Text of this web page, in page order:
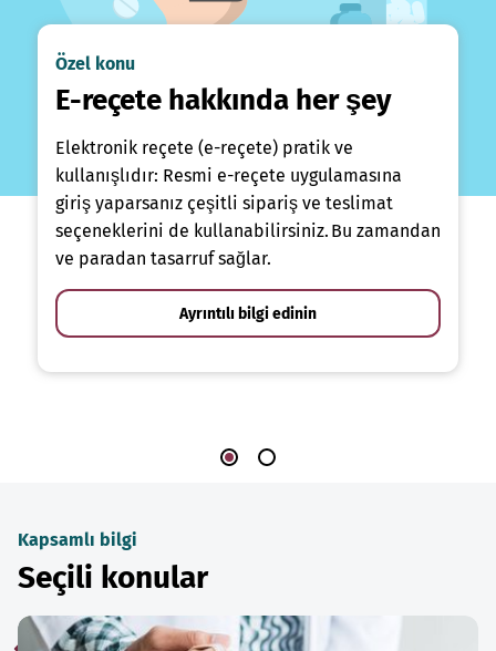
Özel konu
E-reçete hakkında her şey
Elektronik reçete (e-reçete) pratik ve
kullanışlıdır: Resmi e-reçete uygulamasına
giriş yaparsanız çeşitli sipariş ve teslimat
seçeneklerini de kullanabilirsiniz. Bu zamandan
ve paradan tasarruf sağlar.
Ayrıntılı bilgi edinin
Kapsamlı bilgi
Seçili konular